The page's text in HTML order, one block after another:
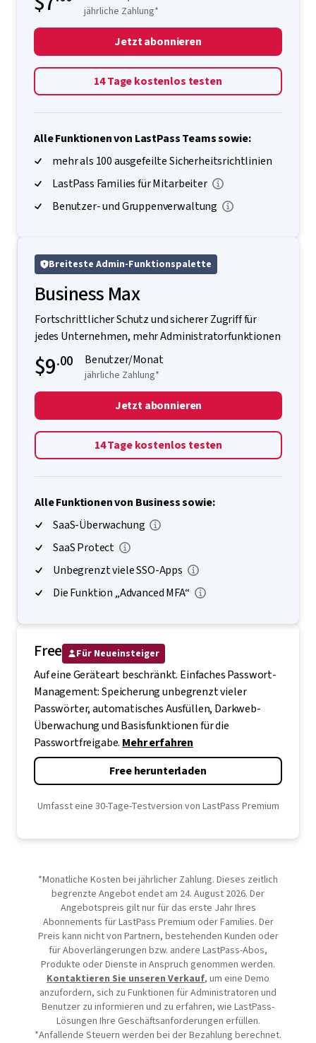
jährliche Zahlung*
Jetzt abonnieren
14 Tage kostenlos testen
Alle Funktionen von LastPass Teams sowie:
mehr als 100 ausgefeilte Sicherheitsrichtlinien
LastPass Families für Mitarbeiter
Benutzer- und Gruppenverwaltung
Breiteste Admin-Funktionspalette
Business Max
Fortschrittlicher Schutz und sicherer Zugriff für
jedes Unternehmen, mehr Administratorfunktionen
$9.00 Benutzer/Monat
jährliche Zahlung*
Jetzt abonnieren
14 Tage kostenlos testen
Alle Funktionen von Business sowie:
SaaS-Überwachung
SaaS Protect
Unbegrenzt viele SSO-Apps
Die Funktion „Advanced MFA“
Free Für Neueinsteiger
Auf eine Geräteart beschränkt. Einfaches Passwort-
Management: Speicherung unbegrenzt vieler
Passwörter, automatisches Ausfüllen, Darkweb-
Überwachung und Basisfunktionen für die
Passwortfreigabe. Mehr erfahren
Free herunterladen
Umfasst eine 30-Tage-Testversion von LastPass Premium
*Monatliche Kosten bei jährlicher Zahlung. Dieses zeitlich
begrenzte Angebot endet am 24. August 2026. Der
Angebotspreis gilt nur für das erste Jahr Ihres
Abonnements für LastPass Premium oder Families. Der
Preis kann nicht von Partnern, bestehenden Kunden oder
für Aboverlängerungen bzw. andere LastPass-Abos,
Produkte oder Dienste in Anspruch genommen werden.
Kontaktieren Sie unseren Verkauf, um eine Demo
anzufordern, sich zu Funktionen für Administratoren und
Benutzer zu informieren und zu erfahren, wie LastPass-
Lösungen Ihre Geschäftsanforderungen erfüllen.
*Anfallende Steuern werden bei der Bezahlung berechnet.